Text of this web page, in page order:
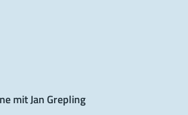
mit Jan Grepling